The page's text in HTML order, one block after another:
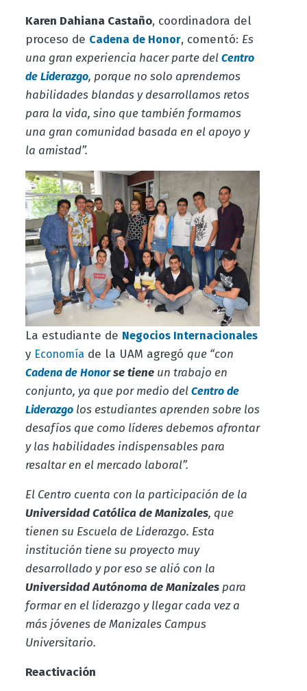
Karen Dahiana Castaño, coordinadora del
proceso de Cadena de Honor, comentó: Es
una gran experiencia hacer parte del Centro
de Liderazgo, porque no solo aprendemos
habilidades blandas y desarrollamos retos
para la vida, sino que también formamos
una gran comunidad basada en el apoyo y
la amistad”.
La estudiante de Negocios Internacionales
y Economíade la UAM agregó que “con
Cadena de Honorse tieneun trabajo en
conjunto, ya que por medio del Centro de
Liderazgo los estudiantes aprenden sobre los
desafíos que como líderes debemos afrontar
y las habilidades indispensables para
resaltar en el mercado laboral”.
El Centro cuenta con la participación de la
Universidad Católica de Manizales, que
tienen su Escuela de Liderazgo. Esta
institución tiene su proyecto muy
desarrollado y por eso se alió con la
Universidad Autónoma de Manizalespara
formar en el liderazgo y llegar cada vez a
más jóvenes de Manizales Campus
Universitario.
Reactivación